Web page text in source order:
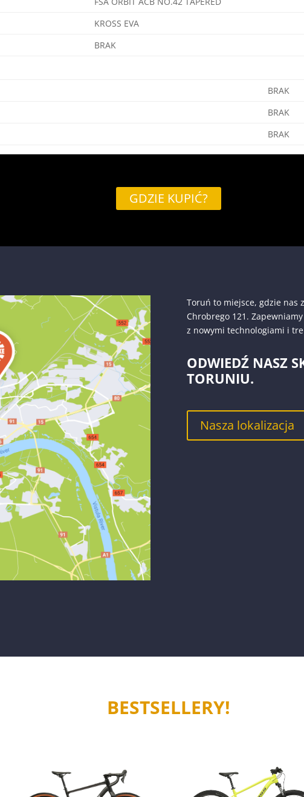
KROSS EVA
BRAK
BRAK
BRAK
BRAK
GDZIE KUPIĆ?
Toruń to miejsce, gdzie nas
Chrobrego 121.
z nowymi technologiami i
ODWIEDŹ NASZ
TORUNIU.
Nasza lokalizacja
BESTSELLERY!